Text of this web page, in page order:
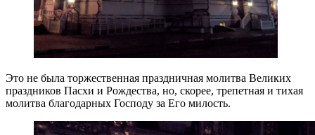
Это не была торжественная праздничная молитва Великих
праздников Пасхи и Рождества, но, скорее, трепетная и тихая
молитва благодарных Господу за Его милость.